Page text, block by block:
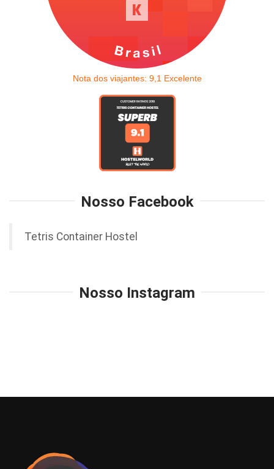
Nota dos viajantes: 9,1 Excelente
Nosso Facebook
Tetris Container Hostel
Nosso Instagram